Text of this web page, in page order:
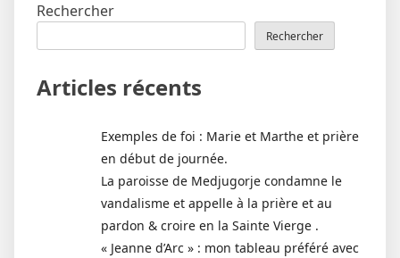
Rechercher
Rechercher
Articles récents
Exemples de foi : Marie et Marthe et prière
en début de journée.
La paroisse de Medjugorje condamne le
vandalisme et appelle à la prière et au
pardon & croire en la Sainte Vierge .
« Jeanne d’Arc » : mon tableau préféré avec